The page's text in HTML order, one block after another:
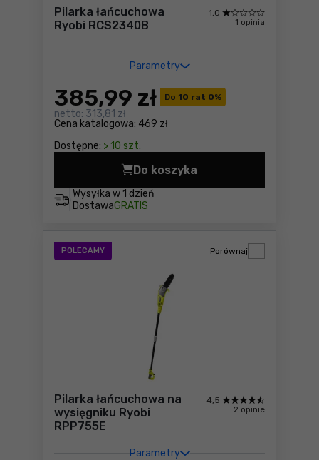
Pilarka łańcuchowa
Ryobi RCS2340B
Parametry
1,0
1 opinia
Do 10 rat 0%
Cena katalogowa: 469 zł
385,99 zł
netto: 313,81 zł
Dostępne: > 10 szt.
Wysyłka w 1 dzień
DostawaGRATIS
Do koszyka
Pilarka łańcuchowa Ryobi
POLECAMY
Pilarka łańcuchowa na
wysięgniku Ryobi
RPP755E
Parametry
4,5
2 opinie
Porównaj